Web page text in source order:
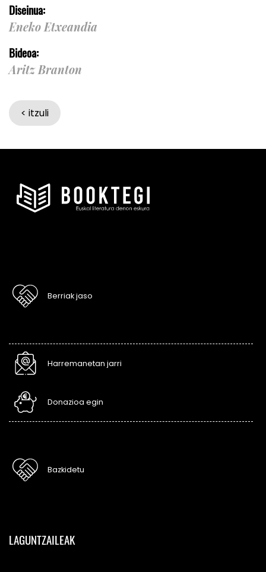
Diseinua:
Eneko Etxeandia
Bideoa:
Aritz Branton
< itzuli
Berriak jaso
Harremanetan jarri
Donazioa egin
Bazkidetu
LAGUNTZAILEAK